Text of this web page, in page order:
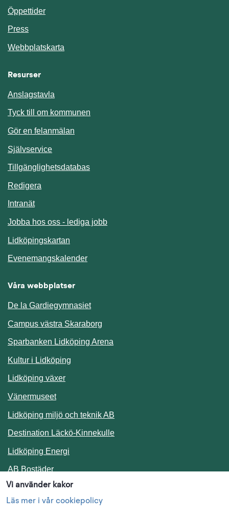
Vi använder kakor
Läs mer i vår cookiepolicy
Öppettider
Press
Webbplatskarta
Resurser
Anslagstavla
Tyck till om kommunen
Gör en felanmälan
SjälvserviceLänk till annan webbplats.
TillgänglighetsdatabasLänk till annan webbplats.
Redigera
IntranätLänk till annan webbplats.
Jobba hos oss - lediga jobb
Lidköpingskartan
EvenemangskalenderLänk till annan webbplats.
Våra webbplatser
De la Gardiegymnasiet
Campus västra Skaraborg
Sparbanken Lidköping Arena
Kultur i Lidköping
Lidköping växer
Vänermuseet
Lidköping miljö och teknik AB
Destination Läckö-KinnekulleLänk till annan webbplats.
Lidköping Energi
AB BostäderLänk till annan webbplats.
Följ oss i sociala medier